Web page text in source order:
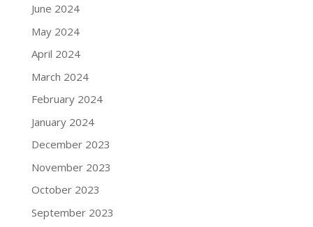
June 2024
May 2024
April 2024
March 2024
February 2024
January 2024
December 2023
November 2023
October 2023
September 2023